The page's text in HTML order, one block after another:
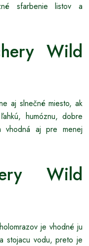
sfarbenie listov a
Wild
aj slnečné miesto, ak
humóznu, dobre
vhodná aj pre menej
Wild
je vhodné ju
stojacu vodu, preto je